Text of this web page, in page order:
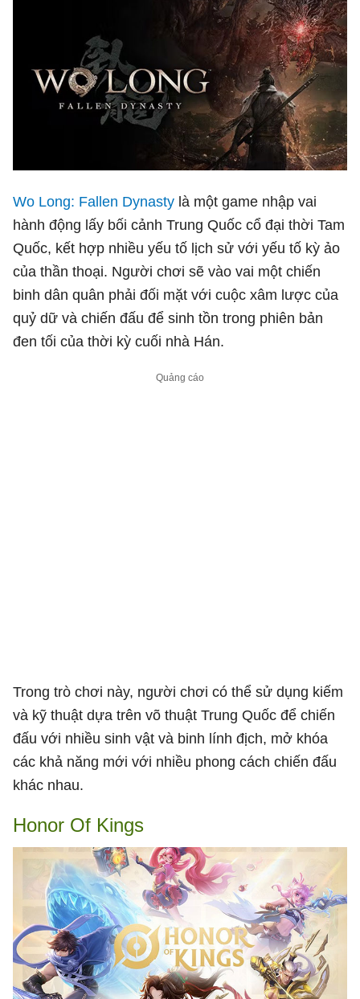
Wo Long: Fallen Dynasty là một game nhập vai
hành động lấy bối cảnh Trung Quốc cổ đại thời Tam
Quốc, kết hợp nhiều yếu tố lịch sử với yếu tố kỳ ảo
của thần thoại. Người chơi sẽ vào vai một chiến
binh dân quân phải đối mặt với cuộc xâm lược của
quỷ dữ và chiến đấu để sinh tồn trong phiên bản
đen tối của thời kỳ cuối nhà Hán.
Trong trò chơi này, người chơi có thể sử dụng kiếm
và kỹ thuật dựa trên võ thuật Trung Quốc để chiến
đấu với nhiều sinh vật và binh lính địch, mở khóa
các khả năng mới với nhiều phong cách chiến đấu
khác nhau.
Honor Of Kings